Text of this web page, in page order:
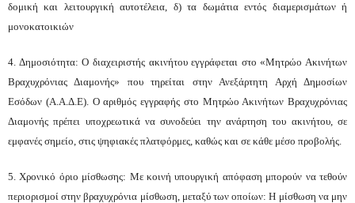
δομική και λειτουργική αυτοτέλεια, δ) τα δωμάτια εντός διαμερισμάτων ή
μονοκατοικιών
4. Δημοσιότητα: Ο διαχειριστής ακινήτου εγγράφεται στο «Μητρώο Ακινήτων
Βραχυχρόνιας Διαμονής» που τηρείται στην Ανεξάρτητη Αρχή Δημοσίων
Εσόδων (Α.Α.Δ.Ε). O αριθμός εγγραφής στο Μητρώο Ακινήτων Βραχυχρόνιας
Διαμονήςπρέπει υποχρεωτικά να συνοδεύει την ανάρτηση του ακινήτου, σε
εμφανές σημείο, στις ψηφιακές πλατφόρμες, καθώς και σε κάθε μέσο προβολής.
5.Χρονικό όριο μίσθωσης: Με κοινή υπουργική απόφαση μπορούν να τεθούν
περιορισμοί στην βραχυχρόνια μίσθωση, μεταξύ των οποίων: Η μίσθωση να μην